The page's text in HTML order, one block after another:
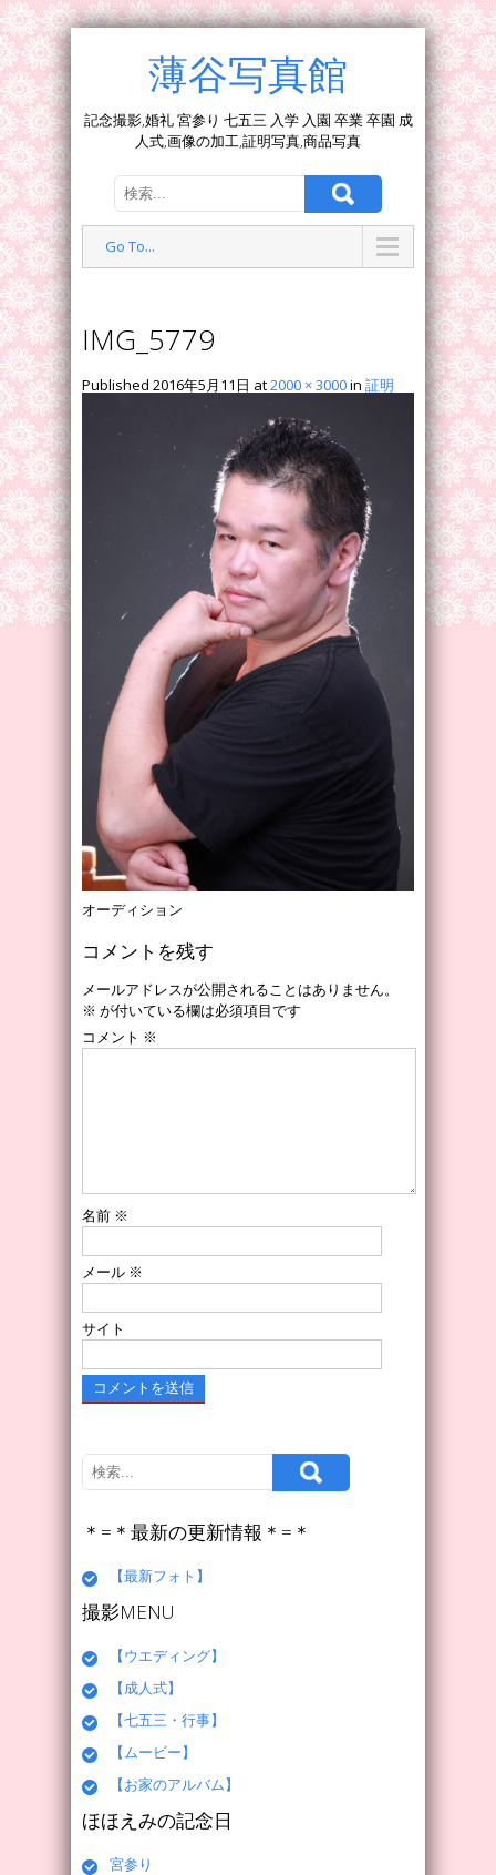
薄谷写真館
記念撮影,婚礼 宮参り 七五三 入学 入園 卒業 卒園 成
人式,画像の加工,証明写真,商品写真
Go To...
IMG_5779
Published 2016年5月11日 at2000 × 3000in 証明
オーディション
コメントを残す
メールアドレスが公開されることはありません。
※ が付いている欄は必須項目です
コメント ※
名前 ※
メール ※
サイト
＊=＊最新の更新情報＊=＊
【最新フォト】
撮影MENU
【ウエディング】
【成人式】
【七五三・行事】
【ムービー】
【お家のアルバム】
ほほえみの記念日
宮参り